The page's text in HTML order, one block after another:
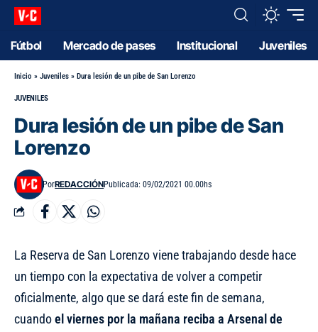
Fútbol Mercado de pases Institucional Juveniles
Inicio » Juveniles » Dura lesión de un pibe de San Lorenzo
JUVENILES
Dura lesión de un pibe de San
Lorenzo
PorREDACCIÓNPublicada: 09/02/2021 00.00hs
La Reserva de San Lorenzo viene trabajando desde hace
un tiempo con la expectativa de volver a competir
oficialmente, algo que se dará este fin de semana,
cuandoel viernes por la mañana reciba a Arsenal de